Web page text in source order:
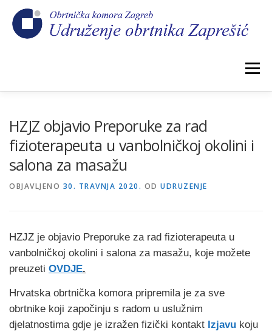
sadržaj
Izbornik
O NAMA
HZJZ objavio Preporuke za rad
fizioterapeuta u vanbolničkoj okolini i
salona za masažu
OBJAVLJENO 30. TRAVNJA 2020. OD UDRUZENJE
HZJZ je objavio Preporuke za rad fizioterapeuta u
vanbolničkoj okolini i salona za masažu, koje možete
preuzeti OVDJE.
Hrvatska obrtnička komora pripremila je za sve
obrtnike koji započinju s radom u uslužnim
djelatnostima gdje je izražen fizički kontakt Izjavu koju